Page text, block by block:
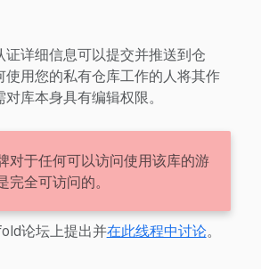
证详细信息可以提交并推送到仓
使用您的私有仓库工作的人将其作
库本身具有编辑权限。
对于任何可以访问使用该库的游
全可访问的。
论坛上提出并在此线程中讨论。